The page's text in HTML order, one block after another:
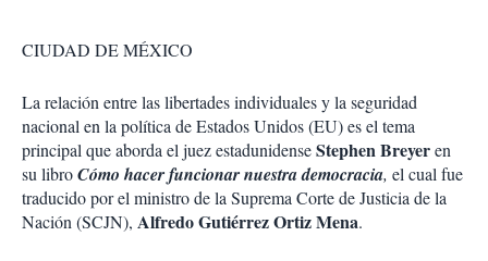
CIUDAD DE MÉXICO
La relación entre las libertades individuales y la seguridad
nacional en la política de Estados Unidos (EU) es el tema
principal que aborda el juez estadunidenseStephen Breyeren
su libroCómo hacer funcionar nuestra democracia, el cual fue
traducido por el ministro de la Suprema Corte de Justicia de la
Nación (SCJN), Alfredo Gutiérrez Ortiz Mena.